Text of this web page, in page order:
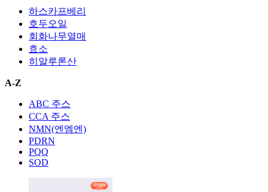
하스카프베리
호두오일
회화나무열매
효소
히알루론산
A-Z
ABC 주스
CCA 주스
NMN(엔엠엔)
PDRN
PQQ
SOD